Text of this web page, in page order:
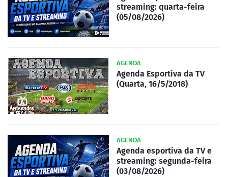
streaming: quarta-feira
(05/08/2026)
AGENDA
Agenda Esportiva da TV
(Quarta, 16/5/2018)
AGENDA
Agenda esportiva da TV e
streaming: segunda-feira
(03/08/2026)